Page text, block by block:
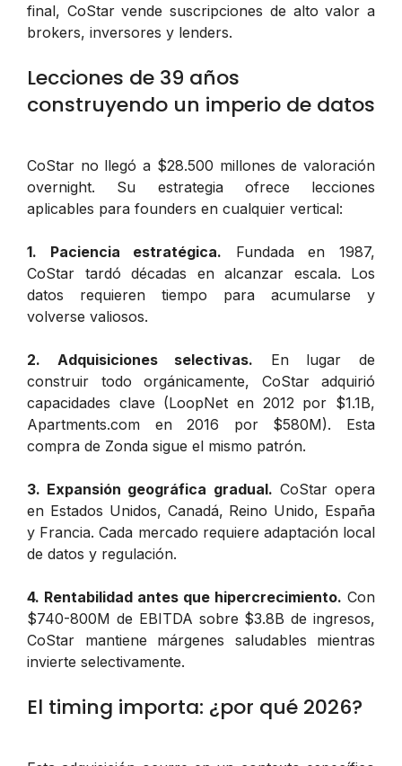
final, CoStar vende suscripciones de alto valor a
brokers, inversores y lenders.
Lecciones de 39 años
construyendo un imperio de datos
CoStar no llegó a $28.500 millones de valoración
overnight. Su estrategia ofrece lecciones
aplicables para founders en cualquier vertical:
1. Paciencia estratégica. Fundada en 1987,
CoStar tardó décadas en alcanzar escala. Los
datos requieren tiempo para acumularse y
volverse valiosos.
2. Adquisiciones selectivas. En lugar de
construir todo orgánicamente, CoStar adquirió
capacidades clave (LoopNet en 2012 por $1.1B,
Apartments.com en 2016 por $580M). Esta
compra de Zonda sigue el mismo patrón.
3. Expansión geográfica gradual. CoStar opera
en Estados Unidos, Canadá, Reino Unido, España
y Francia. Cada mercado requiere adaptación local
de datos y regulación.
4. Rentabilidad antes que hipercrecimiento. Con
$740-800M de EBITDA sobre $3.8B de ingresos,
CoStar mantiene márgenes saludables mientras
invierte selectivamente.
El timing importa: ¿por qué 2026?